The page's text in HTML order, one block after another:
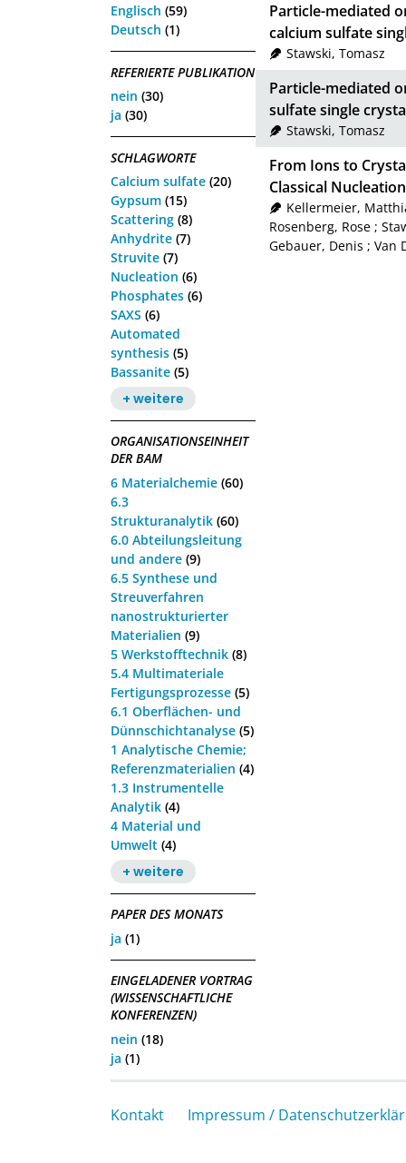
Englisch (59)
Deutsch (1)
REFERIERTE PUBLIKATION
nein (30)
ja (30)
SCHLAGWORTE
Calcium sulfate (20)
Gypsum (15)
Scattering (8)
Anhydrite (7)
Struvite (7)
Nucleation (6)
Phosphates (6)
SAXS (6)
Automated
synthesis (5)
Bassanite (5)
+ weitere
ORGANISATIONSEINHEIT
DER BAM
6 Materialchemie (60)
6.3
Strukturanalytik (60)
6.0 Abteilungsleitung
und andere (9)
6.5 Synthese und
Streuverfahren
nanostrukturierter
Materialien (9)
5 Werkstofftechnik (8)
5.4 Multimateriale
Fertigungsprozesse (5)
6.1 Oberflächen- und
Dünnschichtanalyse (5)
1 Analytische Chemie;
Referenzmaterialien (4)
1.3 Instrumentelle
Analytik (4)
4 Material und
Umwelt (4)
+ weitere
PAPER DES MONATS
ja (1)
EINGELADENER VORTRAG
(WISSENSCHAFTLICHE
KONFERENZEN)
nein (18)
ja (1)
Particle-mediated
calcium sulfate
Stawski, Tomasz
Particle-mediated
sulfate single
Stawski, Tomasz
From Ions to
Classical
Kellermeier,
Rosenberg, Rose ;
Gebauer, Denis ; Van
Kontakt Impressum /